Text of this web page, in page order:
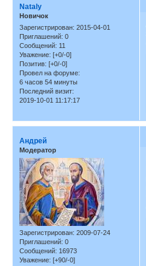
Nataly
Новичок
Зарегистрирован: 2015-04-01
Приглашений: 0
Сообщений: 11
Уважение: [+0/-0]
Позитив: [+0/-0]
Провел на форуме:
6 часов 54 минуты
Последний визит:
2019-10-01 11:17:17
Андрей
Модератор
Зарегистрирован: 2009-07-24
Приглашений: 0
Сообщений: 16973
Уважение: [+90/-0]